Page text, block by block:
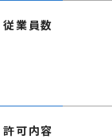
従業員数
許可内容